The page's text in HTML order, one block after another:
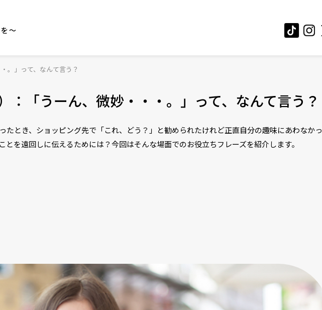
～
。」って、なんて言う？
：「うーん、微妙・・・。」って、なんて言う？
たとき、ショッピング先で「これ、どう？」と勧められたけれど正直自分の趣味にあわなかっ
を遠回しに伝えるためには？今回はそんな場面でのお役立ちフレーズを紹介します。